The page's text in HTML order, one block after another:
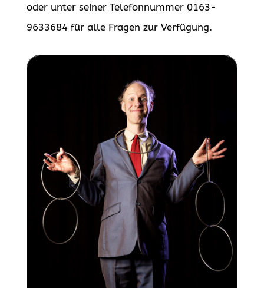
oder unter seiner Telefonnummer 0163-
9633684 für alle Fragen zur Verfügung.